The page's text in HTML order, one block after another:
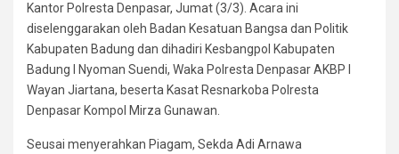
Kantor Polresta Denpasar, Jumat (3/3). Acara ini
diselenggarakan oleh Badan Kesatuan Bangsa dan Politik
Kabupaten Badung dan dihadiri Kesbangpol Kabupaten
Badung I Nyoman Suendi, Waka Polresta Denpasar AKBP I
Wayan Jiartana, beserta Kasat Resnarkoba Polresta
Denpasar Kompol Mirza Gunawan.
Seusai menyerahkan Piagam, Sekda Adi Arnawa